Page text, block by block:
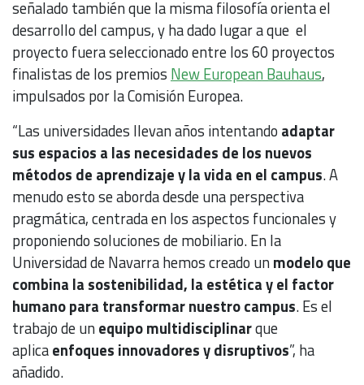
señalado también que la misma filosofía orienta el
desarrollo del campus, y ha dado lugar a que el
proyecto fuera seleccionado entre los 60 proyectos
finalistas de los premios New European Bauhaus,
impulsados por la Comisión Europea.
“Las universidades llevan años intentando adaptar
sus espacios a las necesidades de los nuevos
métodos de aprendizaje y la vida en el campus. A
menudo esto se aborda desde una perspectiva
pragmática, centrada en los aspectos funcionales y
proponiendo soluciones de mobiliario. En la
Universidad de Navarra hemos creado unmodelo que
combina la sostenibilidad, la estética y el factor
humano para transformar nuestro campus. Es el
trabajo de unequipo multidisciplinarque
aplicaenfoques innovadores y disruptivos”, ha
añadido.